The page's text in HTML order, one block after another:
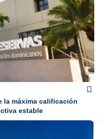
la máxima calificación
estable